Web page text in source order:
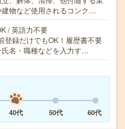
物など使用されるコンク…
/ 英語力不要
録だけでもOK！履歴書不要
名・職種などを入力す…
40代 50代 60代